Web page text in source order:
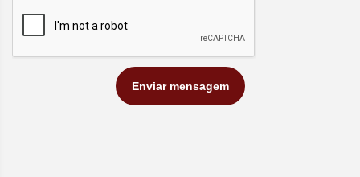
Enviar mensagem